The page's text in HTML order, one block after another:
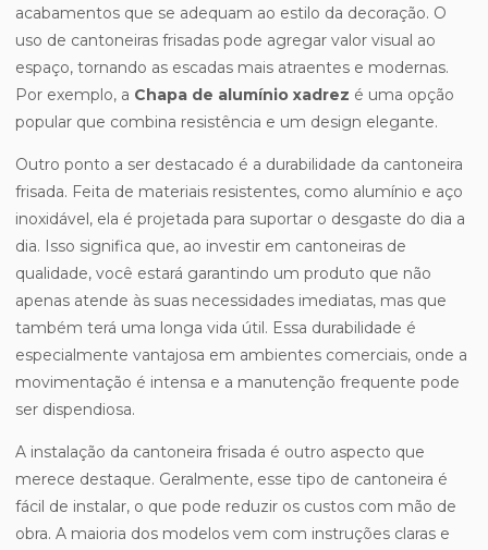
acabamentos que se adequam ao estilo da decoração. O
uso de cantoneiras frisadas pode agregar valor visual ao
espaço, tornando as escadas mais atraentes e modernas.
Por exemplo, a Chapa de alumínio xadrez é uma opção
popular que combina resistência e um design elegante.
Outro ponto a ser destacado é a durabilidade da cantoneira
frisada. Feita de materiais resistentes, como alumínio e aço
inoxidável, ela é projetada para suportar o desgaste do dia a
dia. Isso significa que, ao investir em cantoneiras de
qualidade, você estará garantindo um produto que não
apenas atende às suas necessidades imediatas, mas que
também terá uma longa vida útil. Essa durabilidade é
especialmente vantajosa em ambientes comerciais, onde a
movimentação é intensa e a manutenção frequente pode
ser dispendiosa.
A instalação da cantoneira frisada é outro aspecto que
merece destaque. Geralmente, esse tipo de cantoneira é
fácil de instalar, o que pode reduzir os custos com mão de
obra. A maioria dos modelos vem com instruções claras e